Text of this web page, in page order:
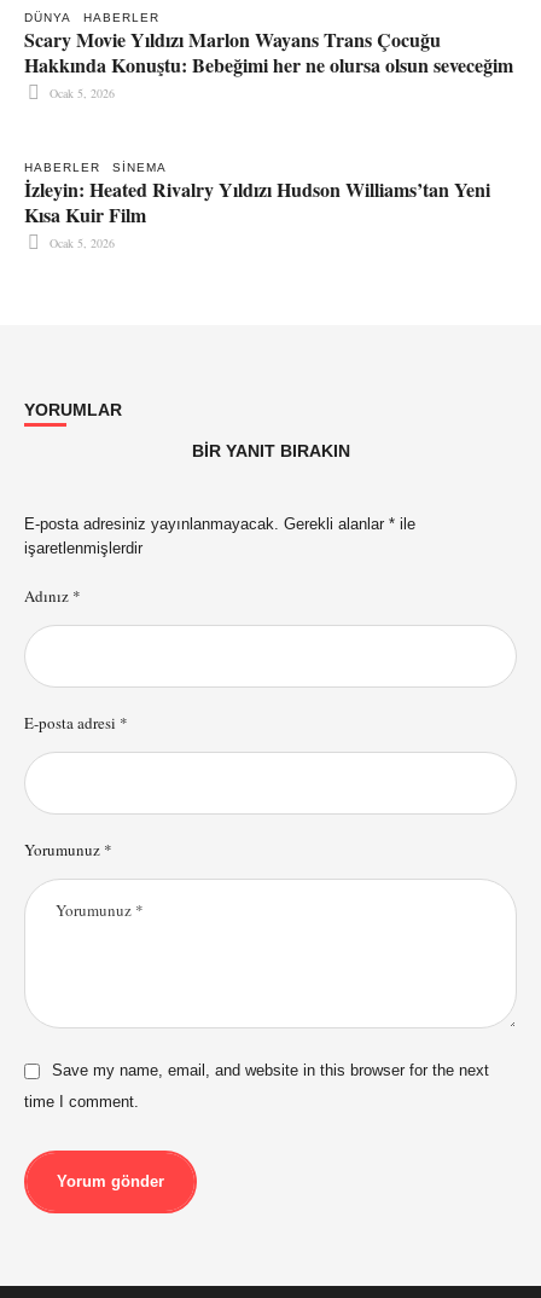
DÜNYA HABERLER
Scary Movie Yıldızı Marlon Wayans Trans Çocuğu
Hakkında Konuştu: Bebeğimi her ne olursa olsun seveceğim
Ocak 5, 2026
HABERLER SINEMA
İzleyin: Heated Rivalry Yıldızı Hudson Williams’tan Yeni
Kısa Kuir Film
Ocak 5, 2026
YORUMLAR
BIR YANIT BIRAKIN
E-posta adresiniz yayınlanmayacak. Gerekli alanlar * ile
işaretlenmişlerdir
Yorumunuz *
Adınız *
E-posta adresi *
Save my name, email, and website in this browser for the next
time I comment.
Yorum gönder